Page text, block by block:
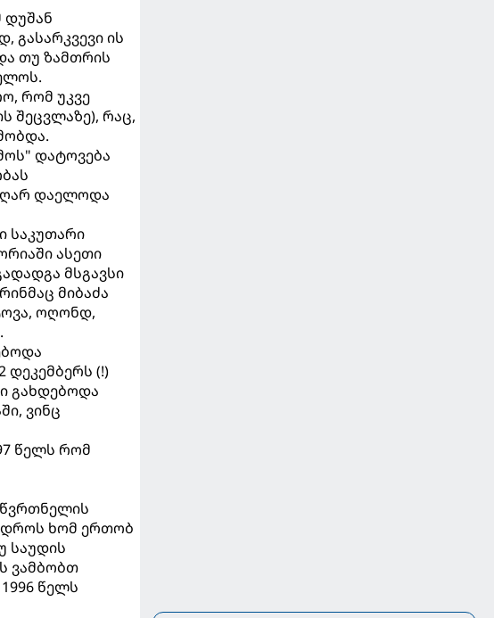
დუშან
ის
თუ ზამთრის
რომ უკვე
შეცვლაზე), რაც,
დატოვება
დაელოდა
საკუთარი
ასეთი
მსგავსი
მიბაძა
ოღონდ,
დეკემბერს (!)
გახდებოდა
ვინც
წელს რომ
დროს ხომ ერთობ
საუდის
ვამბობთ
წელს